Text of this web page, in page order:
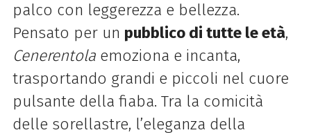
palco con leggerezza e bellezza.
Pensato per un pubblico di tutte le età,
Cenerentola emoziona e incanta,
trasportando grandi e piccoli nel cuore
pulsante della fiaba. Tra la comicità
delle sorellastre, l’eleganza della